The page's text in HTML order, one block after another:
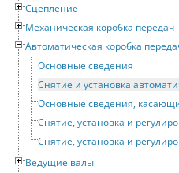
Сцепление
Механическая коробка передач
Автоматическая коробка
Основные сведения
Снятие и установка
Снятие, установка и
Снятие, установка и
Ведущие валы